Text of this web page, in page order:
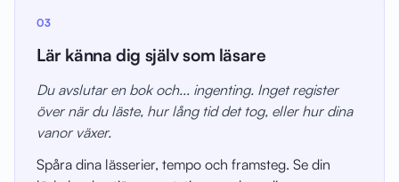
03
Lär känna dig själv som läsare
Du avslutar en bok och... ingenting. Inget register
över när du läste, hur lång tid det tog, eller hur dina
vanor växer.
Spåra dina lässerier, tempo och framsteg. Se din